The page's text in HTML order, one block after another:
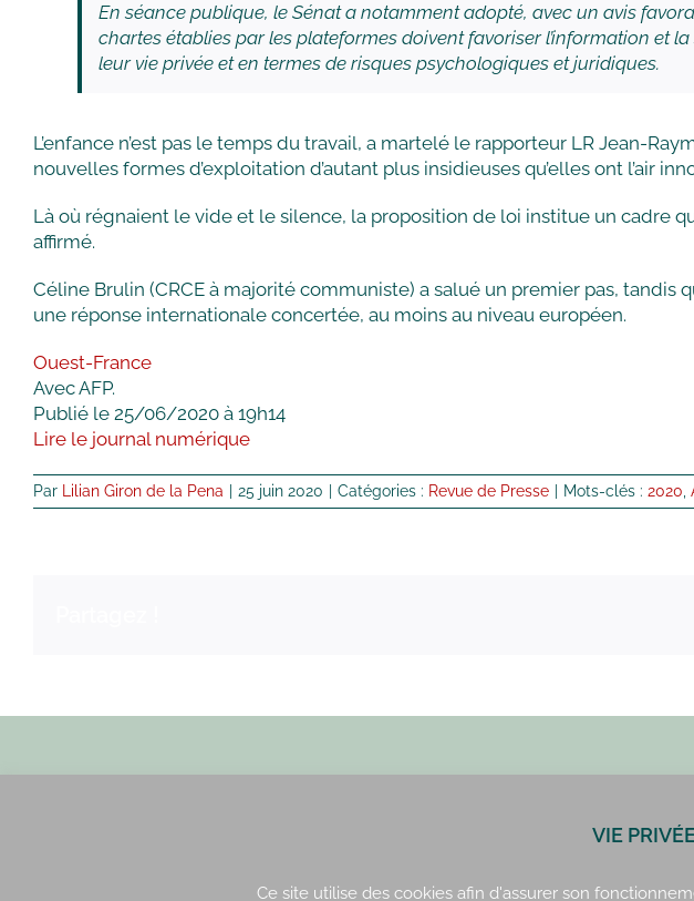
En séance publique, le Sénat a notamment adopté, avec un avis
chartes établies par les plateformes doivent favoriser l’information et
leur vie privée et en termes de risques psychologiques et juridiques.
L’enfance n’est pas le temps du travail, a martelé le rapporteur LR Jean-
nouvelles formes d’exploitation d’autant plus insidieuses qu’elles ont l’air
Là où régnaient le vide et le silence, la proposition de loi institue un cadre
affirmé.
Céline Brulin (CRCE à majorité communiste) a salué un premier pas,
une réponse internationale concertée, au moins au niveau européen.
Ouest-France
Avec AFP.
Publié le 25/06/2020 à 19h14
Lire le journal numérique
Par Lilian Giron de la Pena 25 juin 2020 Catégories : Revue de Presse Mots-clés : 2020
VIE
Ce site utilise des cookies afin d'assurer son